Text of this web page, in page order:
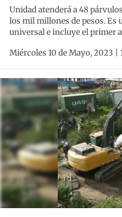
Unidad atenderá a 48
los mil millones de pesos. Es
universal e incluye el primer
Miércoles 10 de Mayo, 2023 |